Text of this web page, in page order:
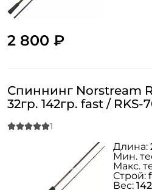
2 800 ₽
Спиннинг Norstream
32гр. 142гр. fast / RKS-
Длина:
Мин.
Макс.
Строй:
Вес: